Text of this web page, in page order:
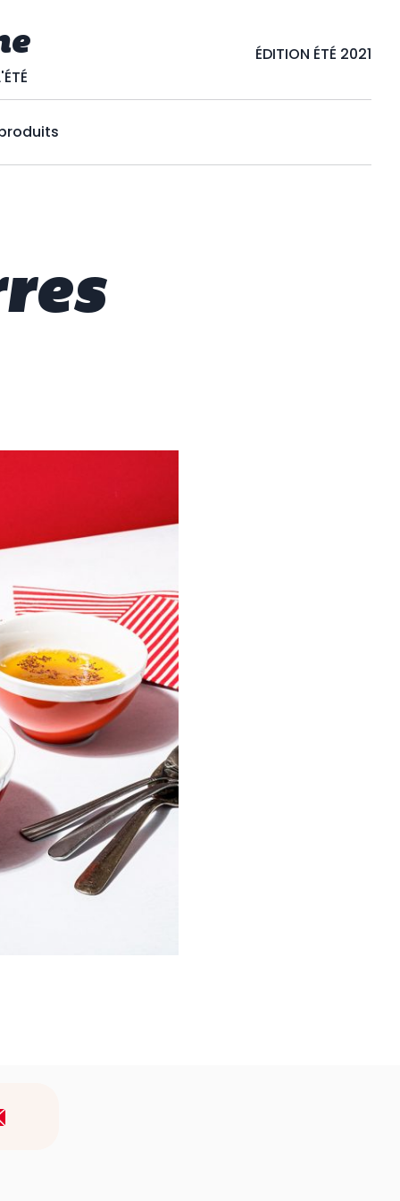
ÉDITION ÉTÉ 2021